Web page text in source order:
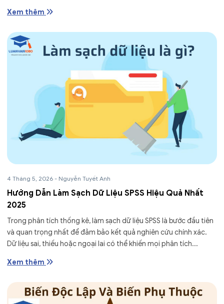
Xem thêm
4 Tháng 5, 2026 - Nguyễn Tuyết Anh
Hướng Dẫn Làm Sạch Dữ Liệu SPSS Hiệu Quả Nhất
2025
Trong phân tích thống kê, làm sạch dữ liệu SPSS là bước đầu tiên
và quan trọng nhất để đảm bảo kết quả nghiên cứu chính xác.
Dữ liệu sai, thiếu hoặc ngoại lai có thể khiến mọi phân tích...
Xem thêm